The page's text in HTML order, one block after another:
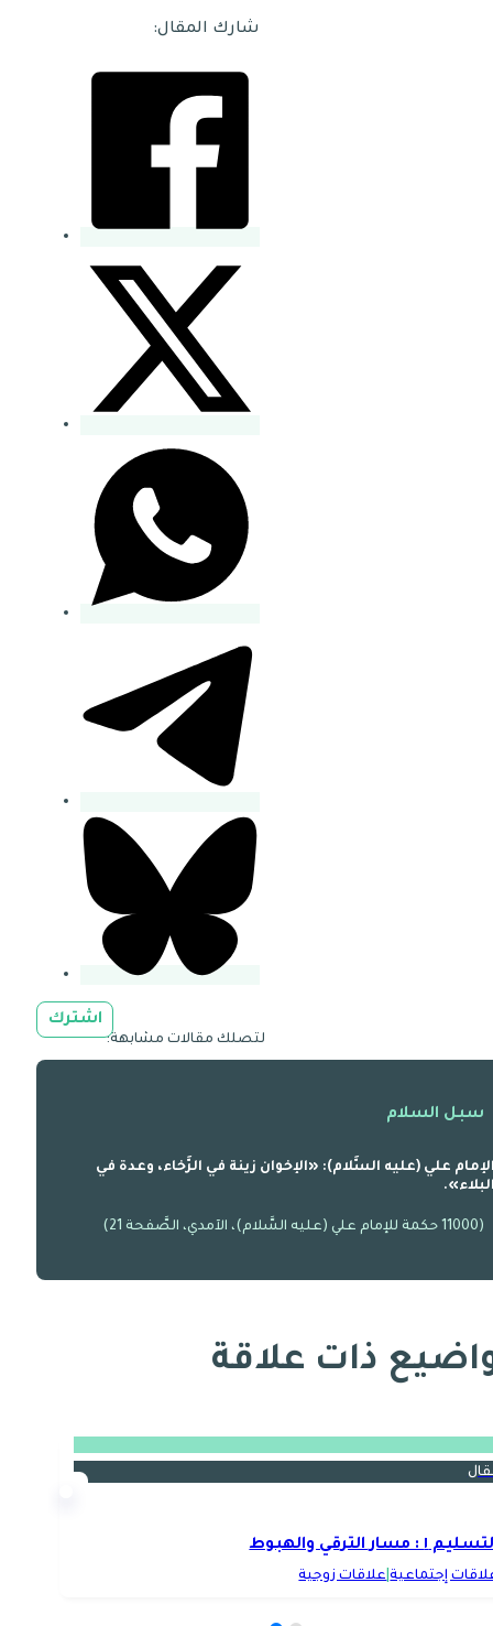
شارك المقال:
اشترك
لتصلك مقالات مشابهة:
سبل السلام
علي (عليه السَّلام): «الإخوان زينة في الرَّخاء، وعدة في
(11000 حكمة للإمام علي (عليه السَّلام)، الآمدي، الصَّفحة 21)
ذات علاقة
١ : مسار الترقي والهبوط
إجتماعية|علاقات زوجية